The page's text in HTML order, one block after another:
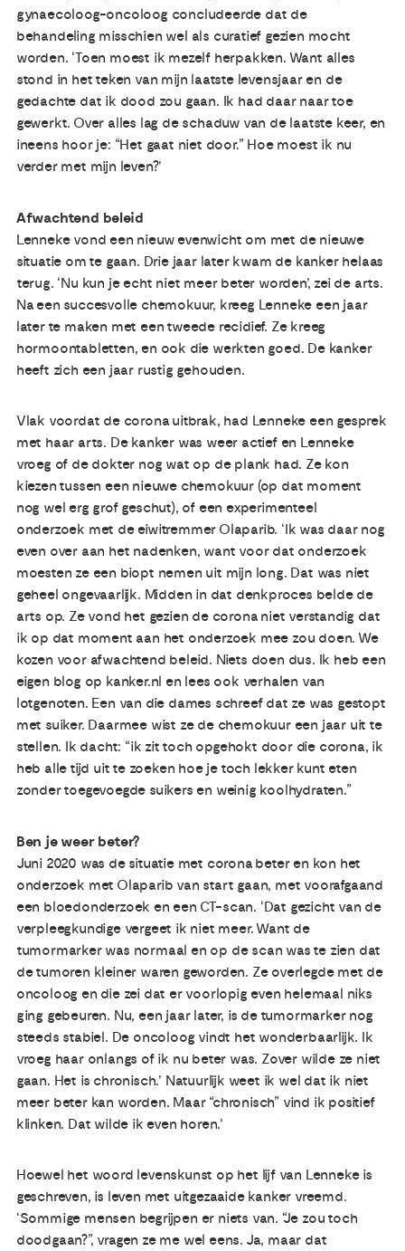
gynaecoloog-oncoloog concludeerde dat de
behandeling misschien wel als curatief gezien mocht
worden. ‘Toen moest ik mezelf herpakken. Want alles
stond in het teken van mijn laatste levensjaar en de
gedachte dat ik dood zou gaan. Ik had daar naar toe
gewerkt. Over alles lag de schaduw van de laatste keer, en
ineens hoor je: “Het gaat niet door.” Hoe moest ik nu
verder met mijn leven?’
Afwachtend beleid
Lenneke vond een nieuw evenwicht om met de nieuwe
situatie om te gaan. Drie jaar later kwam de kanker helaas
terug. ‘Nu kun je echt niet meer beter worden’, zei de arts.
Na een succesvolle chemokuur, kreeg Lenneke een jaar
later te maken met een tweede recidief. Ze kreeg
hormoontabletten, en ook die werkten goed. De kanker
heeft zich een jaar rustig gehouden.
Vlak voordat de corona uitbrak, had Lenneke een gesprek
met haar arts. De kanker was weer actief en Lenneke
vroeg of de dokter nog wat op de plank had. Ze kon
kiezen tussen een nieuwe chemokuur (op dat moment
nog wel erg grof geschut), of een experimenteel
onderzoek met de eiwitremmer Olaparib. ‘Ik was daar nog
even over aan het nadenken, want voor dat onderzoek
moesten ze een biopt nemen uit mijn long. Dat was niet
geheel ongevaarlijk. Midden in dat denkproces belde de
arts op. Ze vond het gezien de corona niet verstandig dat
ik op dat moment aan het onderzoek mee zou doen. We
kozen voor afwachtend beleid. Niets doen dus. Ik heb een
eigen blog op kanker.nl en lees ook verhalen van
lotgenoten. Een van die dames schreef dat ze was gestopt
met suiker. Daarmee wist ze de chemokuur een jaar uit te
stellen. Ik dacht: “ik zit toch opgehokt door die corona, ik
heb alle tijd uit te zoeken hoe je toch lekker kunt eten
zonder toegevoegde suikers en weinig koolhydraten.”
Ben je weer beter?
Juni 2020 was de situatie met corona beter en kon het
onderzoek met Olaparib van start gaan, met voorafgaand
een bloedonderzoek en een CT-scan. ‘Dat gezicht van de
verpleegkundige vergeet ik niet meer. Want de
tumormarker was normaal en op de scan was te zien dat
de tumoren kleiner waren geworden. Ze overlegde met de
oncoloog en die zei dat er voorlopig even helemaal niks
ging gebeuren. Nu, een jaar later, is de tumormarker nog
steeds stabiel. De oncoloog vindt het wonderbaarlijk. Ik
vroeg haar onlangs of ik nu beter was. Zover wilde ze niet
gaan. Het is chronisch.’ Natuurlijk weet ik wel dat ik niet
meer beter kan worden. Maar “chronisch” vind ik positief
klinken. Dat wilde ik even horen.’
Hoewel het woord levenskunst op het lijf van Lenneke is
geschreven, is leven met uitgezaaide kanker vreemd.
‘Sommige mensen begrijpen er niets van. “Je zou toch
doodgaan?”, vragen ze me wel eens. Ja, maar dat